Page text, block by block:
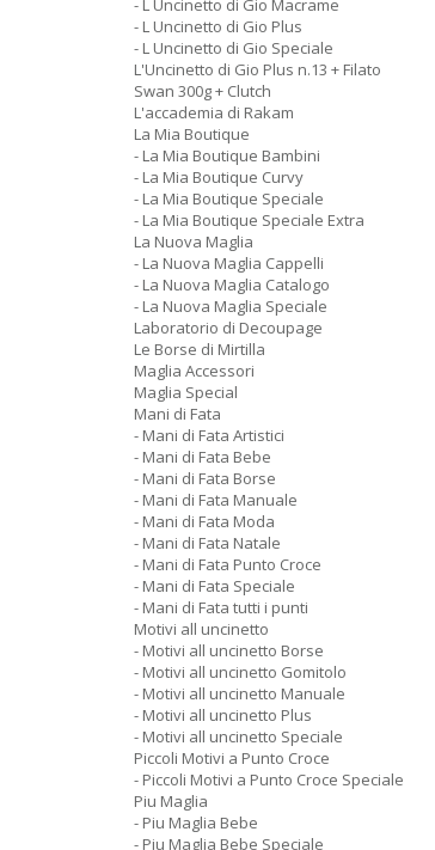
- L Uncinetto di Gio Macrame
- L Uncinetto di Gio Plus
- L Uncinetto di Gio Speciale
L'Uncinetto di Gio Plus n.13 + Filato
Swan 300g + Clutch
L'accademia di Rakam
La Mia Boutique
- La Mia Boutique Bambini
- La Mia Boutique Curvy
- La Mia Boutique Speciale
- La Mia Boutique Speciale Extra
La Nuova Maglia
- La Nuova Maglia Cappelli
- La Nuova Maglia Catalogo
- La Nuova Maglia Speciale
Laboratorio di Decoupage
Le Borse di Mirtilla
Maglia Accessori
Maglia Special
Mani di Fata
- Mani di Fata Artistici
- Mani di Fata Bebe
- Mani di Fata Borse
- Mani di Fata Manuale
- Mani di Fata Moda
- Mani di Fata Natale
- Mani di Fata Punto Croce
- Mani di Fata Speciale
- Mani di Fata tutti i punti
Motivi all uncinetto
- Motivi all uncinetto Borse
- Motivi all uncinetto Gomitolo
- Motivi all uncinetto Manuale
- Motivi all uncinetto Plus
- Motivi all uncinetto Speciale
Piccoli Motivi a Punto Croce
- Piccoli Motivi a Punto Croce Speciale
Piu Maglia
- Piu Maglia Bebe
- Piu Maglia Bebe Speciale